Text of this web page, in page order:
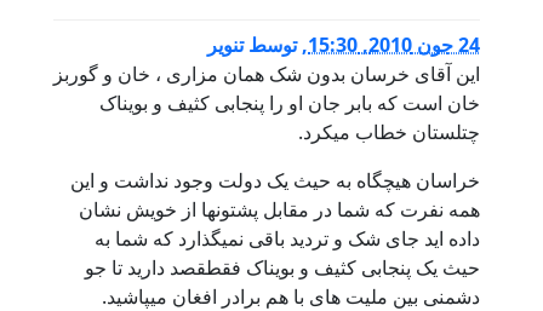
24 جون 2010, 15:30 ,توسطتنویر
این آقای خرسان بدون شک همان مزاری ، خان و گوربز
خان است که بابر جان او را پنجابی کثیف و بویناک
چتلستان خطاب میکرد.
خراسان هیچگاه به حیث یک دولت وجود نداشت و این
همه نفرت که شما در مقابل پشتونها از خویش نشان
داده اید جای شک و تردید باقی نمیگذارد که شما به
حیث یک پنجابی کثیف و بویناک فقطقصد دارید تا جو
دشمنی بین ملیت های با هم برادر افغان میپاشید.